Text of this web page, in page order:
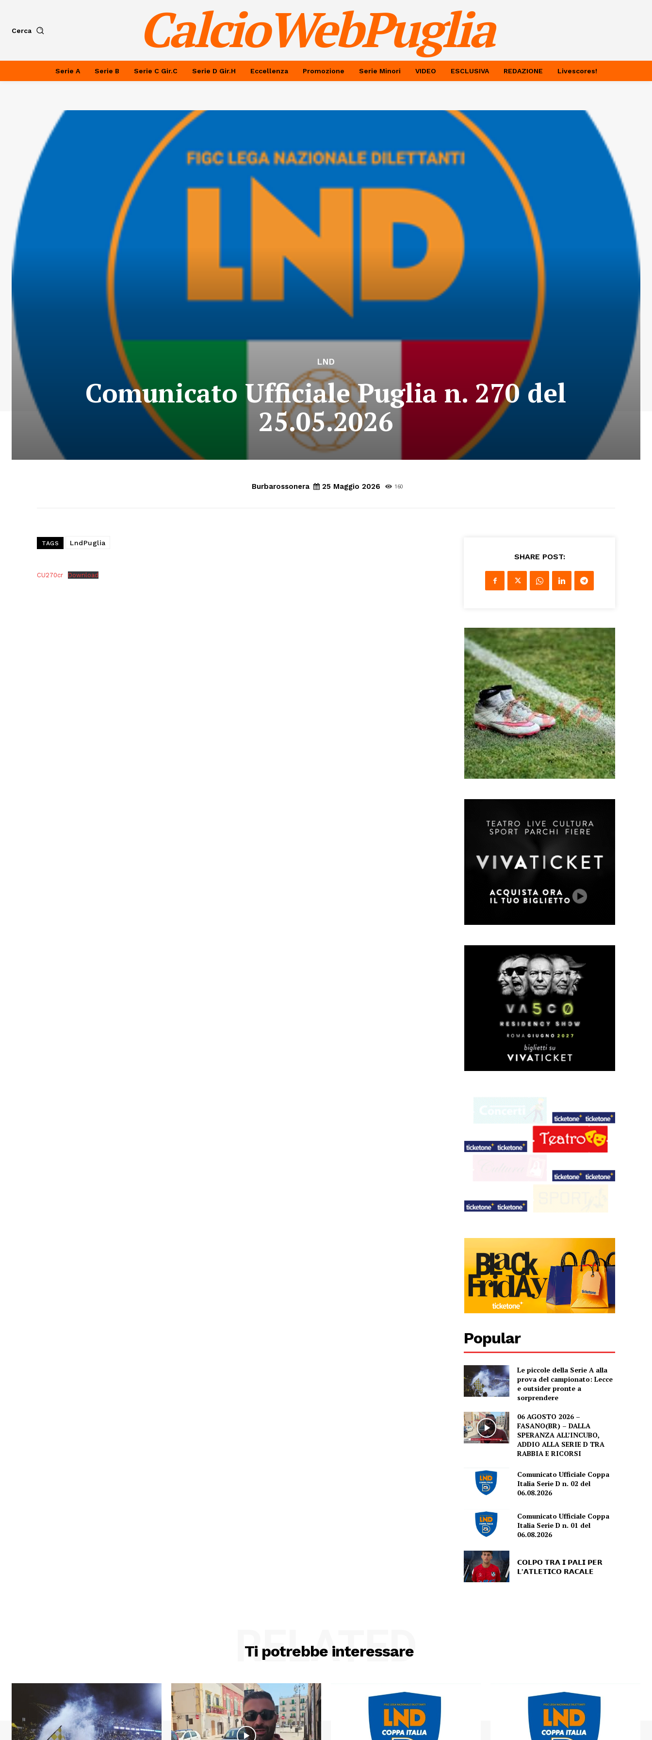
Cerca CalcioWebPuglia
Serie A Serie B Serie C Gir.C Serie D Gir.H Eccellenza Promozione Serie Minori VIDEO ESCLUSIVA REDAZIONE Livescores!
LND
Comunicato Ufficiale Puglia n. 270 del
25.05.2026
Burbarossonera 25 Maggio 2026 160
TAGS LndPuglia
CU270cr Download
SHARE POST:
Popular
Le piccole della Serie A alla
prova del campionato: Lecce
e outsider pronte a
sorprendere
06 AGOSTO 2026 –
FASANO(BR) – DALLA
SPERANZA ALL’INCUBO,
ADDIO ALLA SERIE D TRA
RABBIA E RICORSI
Comunicato Ufficiale Coppa
Italia Serie D n. 02 del
06.08.2026
Comunicato Ufficiale Coppa
Italia Serie D n. 01 del
06.08.2026
𝗖𝗢𝗟𝗣𝗢 𝗧𝗥𝗔 𝗜 𝗣𝗔𝗟𝗜 𝗣𝗘𝗥
𝗟’𝗔𝗧𝗟𝗘𝗧𝗜𝗖𝗢 𝗥𝗔𝗖𝗔𝗟𝗘
Ti potrebbe interessare
RELATED